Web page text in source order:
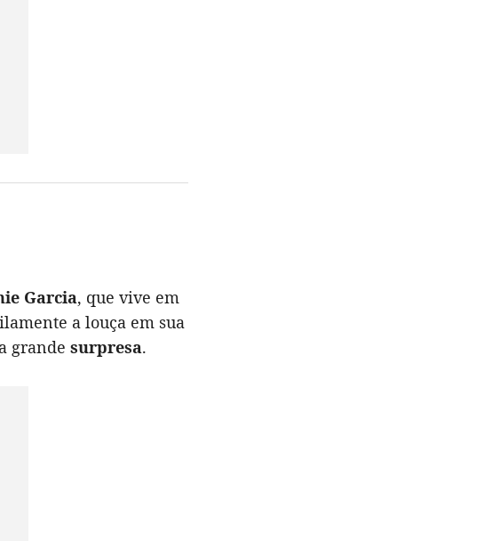
Garcia, que vive em
a louça em sua
grande surpresa.